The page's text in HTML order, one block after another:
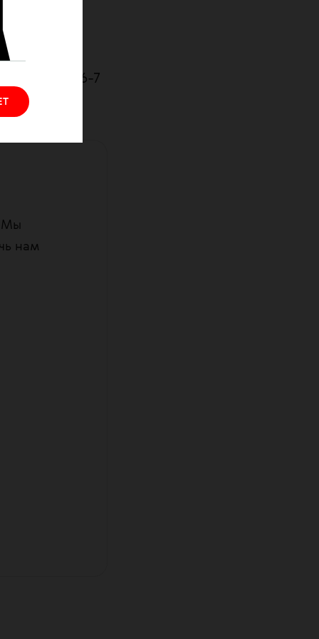
случаев
По этому
и Латвия (6-7
Мы
нам